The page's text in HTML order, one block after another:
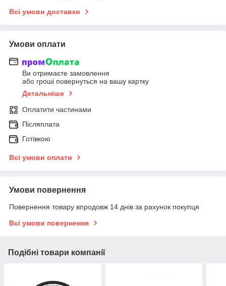
Всі умови доставки
Умови оплати
Ви отримаєте замовлення
або гроші повернуться на вашу картку
Детальніше
Оплатити частинами
Післяплата
Готівкою
Всі умови оплати
Умови повернення
Повернення товару впродовж 14 днів за рахунок покупця
Всі умови повернення
Подібні товари компанії